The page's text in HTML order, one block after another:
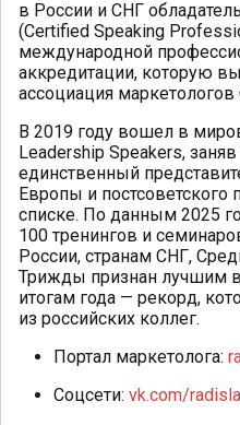
в России и СНГ обладатель
(Certified Speaking
международной
аккредитации, которую
ассоциация
В 2019 году вошел в
Leadership Speakers,
единственный
Европы и постсоветского
списке. По данным 2025
100 тренингов и
России, странам СНГ,
Трижды признан лучшим
итогам года — рекорд,
из российских коллег.
Портал маркетолога:
Соцсети: vk.com/